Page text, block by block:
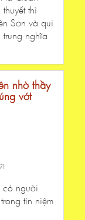
thì
Sơn và qui
nghĩa
nhờ thầy
vớt
người
tín niệm